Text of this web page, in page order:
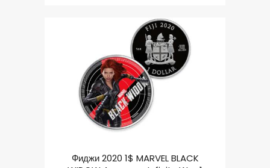
Фиджи 2020 1$ MARVEL BLACK